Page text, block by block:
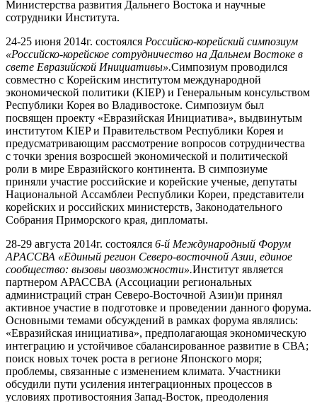
Министерства развития Дальнего Востока и научные
сотрудники Института.
24-25 июня 2014г. состоялся Российско-корейский симпозиум
«Российско-корейское сотрудничество на Дальнем Востоке в
свете Евразийской Инициативы».Симпозиум проводился
совместно с Корейским институтом международной
экономической политики (KIEP) и Генеральным консульством
Республики Корея во Владивостоке. Симпозиум был
посвящен проекту «Евразийская Инициатива», выдвинутым
институтом KIEP и Правительством Республики Корея и
предусматривающим рассмотрение вопросов сотрудничества
с точки зрения возросшей экономической и политической
роли в мире Евразийского континента. В симпозиуме
приняли участие российские и корейские ученые, депутаты
Национальной Ассамблеи Республики Кореи, представители
корейских и российских министерств, Законодательного
Собрания Приморского края, дипломаты.
28-29 августа 2014г. состоялся 6-й Международный Форум
АРАССВА «Единый регион Северо-восточной Азии, единое
сообщество: вызовы ивозможности».Институт является
партнером АРАССВА (Ассоциации региональных
администраций стран Северо-Восточной Азии)и принял
активное участие в подготовке и проведении данного форума.
Основными темами обсуждений в рамках форума являлись:
«Евразийская инициатива», предполагающая экономическую
интеграцию и устойчивое сбалансированное развитие в СВА;
поиск новых точек роста в регионе Японского моря;
проблемы, связанные с изменением климата. Участники
обсудили пути усиления интеграционных процессов в
условиях противостояния Запад-Восток, преодоления